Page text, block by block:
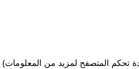
تحكم المتصفح لمزيد من المعلومات)